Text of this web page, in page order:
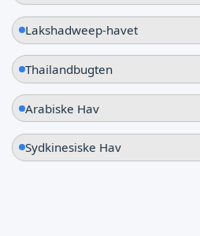
Lakshadweep-havet
Thailandbugten
Arabiske Hav
Sydkinesiske Hav